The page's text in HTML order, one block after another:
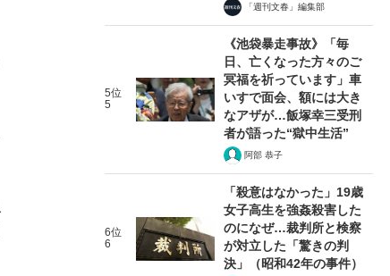
「週刊文春」編集部
5位
5
《池袋暴走事故》「毎
日、亡くなった方々のご
冥福を祈っています」車
いすで面会、額には大き
なアザが…飯塚幸三受刑
者が語った“獄中生活”
阿部 恭子
6位
6
「殺意はなかった」19歳
女子高生を強姦殺害した
のになぜ…裁判所と検察
が対立した「驚きの判
決」（昭和42年の事件）